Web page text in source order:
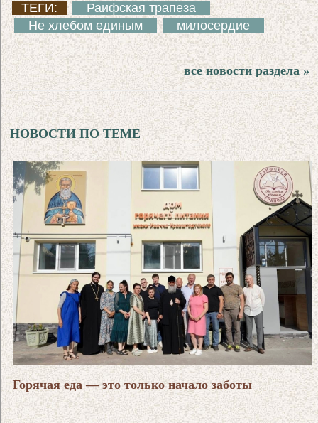
ТЕГИ:
Раифская трапеза
Не хлебом единым
милосердие
все новости раздела »
НОВОСТИ ПО ТЕМЕ
Горячая еда — это только начало заботы